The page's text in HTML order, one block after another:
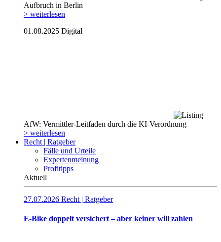
Aufbruch in Berlin
> weiterlesen
01.08.2025 Digital
AfW: Vermittler-Leitfaden durch die KI-Verordnung
> weiterlesen
Recht | Ratgeber
Fälle und Urteile
Expertenmeinung
Profitipps
Aktuell
27.07.2026 Recht | Ratgeber
E-Bike doppelt versichert – aber keiner will zahlen